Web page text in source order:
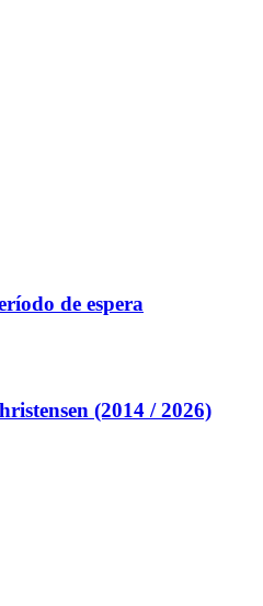
de espera
(2014 / 2026)